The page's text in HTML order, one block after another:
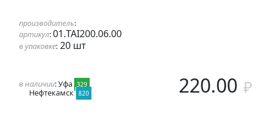
производитель:
артикул:01.TAI200.06.00
в упаковке: 20 шт
в наличии: Уфа 329
Нефтекамск 820 220.00